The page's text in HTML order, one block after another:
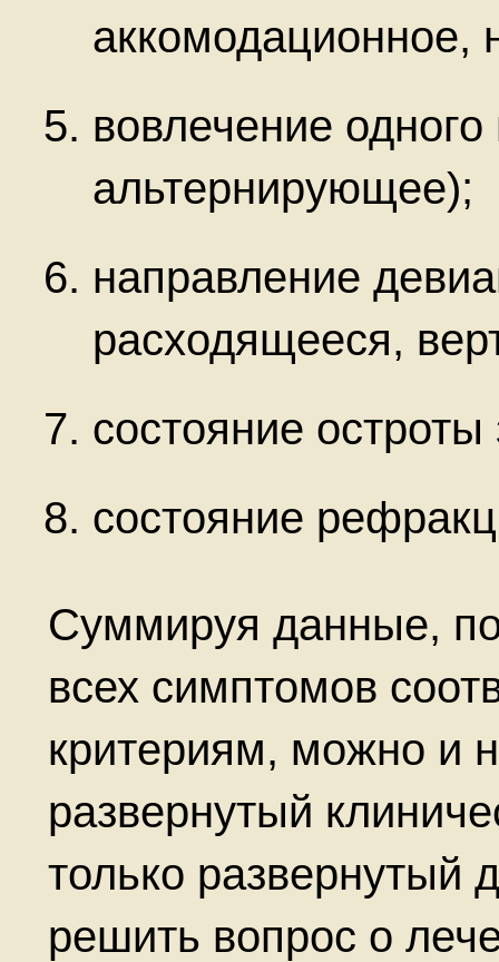
аккомодационное,
вовлечение
альтернирующее);
направление
расходящееся,
состояние
состояние
Суммируя данные,
всех симптомов
критериям, можно и
развернутый
только развернутый
решить вопрос о